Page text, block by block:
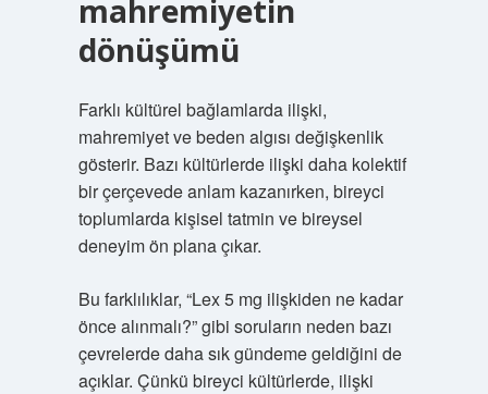
mahremiyetin
dönüşümü
Farklı kültürel bağlamlarda ilişki,
mahremiyet ve beden algısı değişkenlik
gösterir. Bazı kültürlerde ilişki daha kolektif
bir çerçevede anlam kazanırken, bireyci
toplumlarda kişisel tatmin ve bireysel
deneyim ön plana çıkar.
Bu farklılıklar, “Lex 5 mg ilişkiden ne kadar
önce alınmalı?” gibi soruların neden bazı
çevrelerde daha sık gündeme geldiğini de
açıklar. Çünkü bireyci kültürlerde, ilişki